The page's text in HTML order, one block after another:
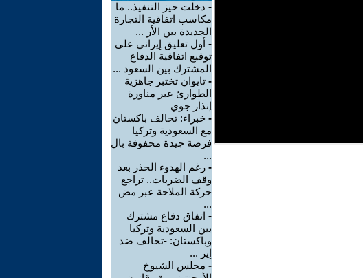
- دخلت حيز التنفيذ.. ما
مكاسب اتفاقية التجارة
الجديدة بين الأر ...
- أول تعليق إيراني على
توقيع اتفاقية الدفاع
المشترك بين السعود ...
- تايوان تختبر جاهزية
الطوارئ عبر مناورة
إنذار جوي
- خبراء: تحالف باكستان
مع السعودية وتركيا
فرصة جيدة محفوفة بال
...
- رغم الهدوء الحذر بعد
وقف الضربات.. تراجع
حركة الملاحة عبر مض
...
- اتفاق دفاع مشترك
بين السعودية وتركيا
وباكستان: -تحالف ضد
إير ...
- مجلس الشيوخ